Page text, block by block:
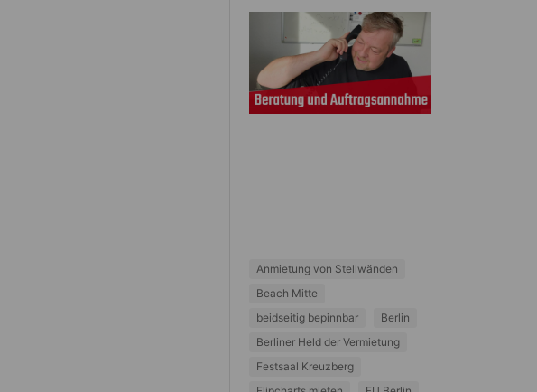
Anmietung von Stellwänden
Beach Mitte
beidseitig bepinnbar
Berlin
Berliner Held der Vermietung
Festsaal Kreuzberg